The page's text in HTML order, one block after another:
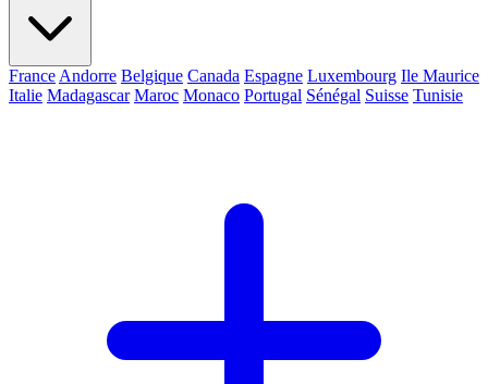
France Andorre Belgique Canada Espagne Luxembourg Ile Maurice
Italie Madagascar Maroc Monaco Portugal Sénégal Suisse Tunisie